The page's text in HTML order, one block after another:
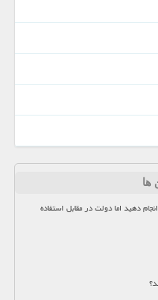
ها
دهید اما دولت در مقابل استفاده